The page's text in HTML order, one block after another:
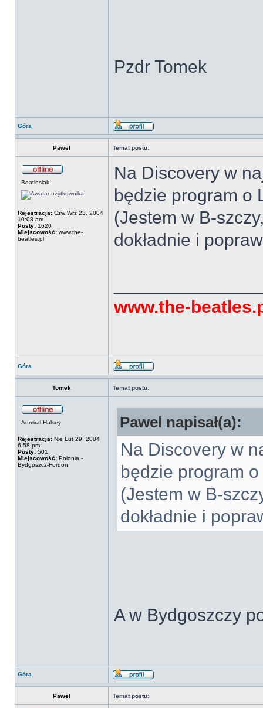
Pzdr Tomek
Góra
Pawel Temat postu:
Beatlesiak
Rejestracja: Czw Wrz 23, 2004
10:08 am
Posty: 1620
Miejscowość: www.the-
beatles.pl
Na Discovery w
będzie program o
(Jestem w B-
dokładnie i
www.the-
Góra
Tomek Temat postu:
Admiral Halsey
Rejestracja: Nie Lut 29, 2004
6:58 pm
Posty: 501
Miejscowość: Polonia -
Bydgoszcz-Fordon
Pawel napisał(a):
Na Discovery w
będzie program
(Jestem w B-
dokładnie i
A w Bydgoszczy
Góra
Pawel Temat postu: